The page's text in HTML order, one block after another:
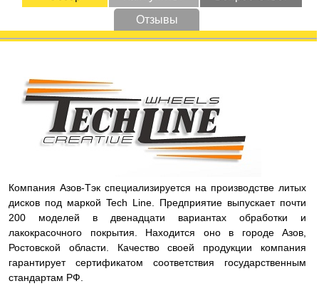
Отзывы
Компания Азов-Тэк специализируется на производстве литых
дисков под маркой Tech Line. Предприятие выпускает почти
200 моделей в двенадцати вариантах обработки и
лакокрасочного покрытия. Находится оно в городе Азов,
Ростовской области. Качество своей продукции компания
гарантирует сертификатом соответствия государственным
стандартам РФ.